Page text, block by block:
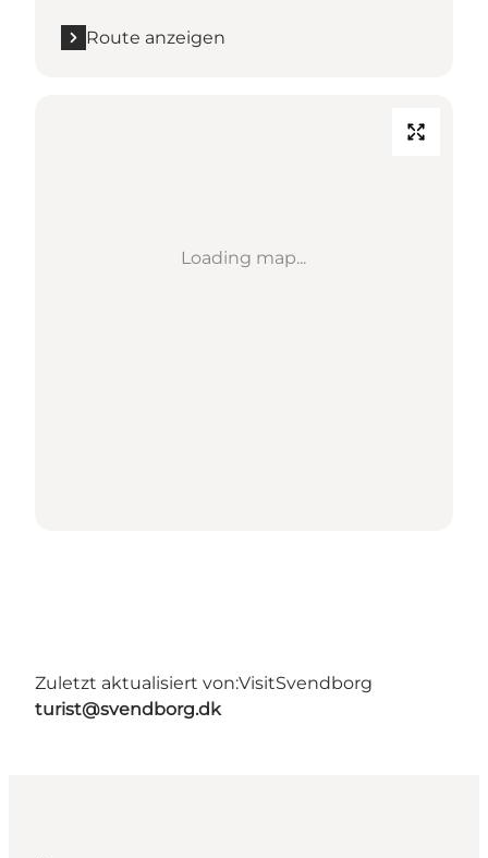
Route anzeigen
Loading map...
Zuletzt aktualisiert von:VisitSvendborg
turist@svendborg.dk